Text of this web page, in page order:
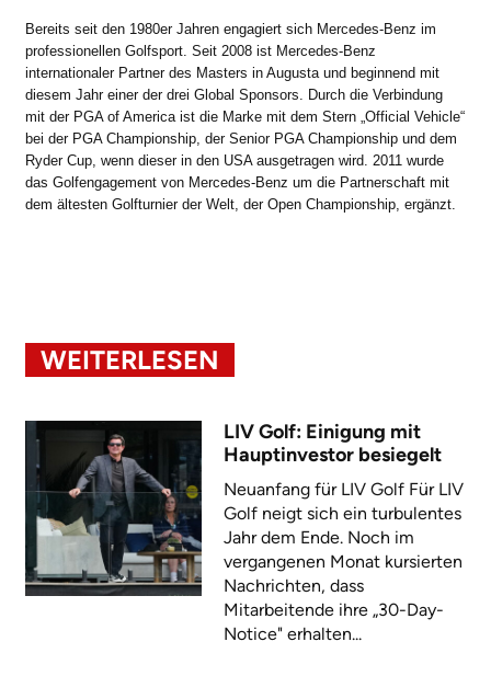
Bereits seit den 1980er Jahren engagiert sich Mercedes-Benz im
professionellen Golfsport. Seit 2008 ist Mercedes-Benz
internationaler Partner des Masters in Augusta und beginnend mit
diesem Jahr einer der drei Global Sponsors. Durch die Verbindung
mit der PGA of America ist die Marke mit dem Stern „Official Vehicle“
bei der PGA Championship, der Senior PGA Championship und dem
Ryder Cup, wenn dieser in den USA ausgetragen wird. 2011 wurde
das Golfengagement von Mercedes-Benz um die Partnerschaft mit
dem ältesten Golfturnier der Welt, der Open Championship, ergänzt.
WEITERLESEN
LIV Golf: Einigung mit
Hauptinvestor besiegelt
Neuanfang für LIV Golf Für LIV
Golf neigt sich ein turbulentes
Jahr dem Ende. Noch im
vergangenen Monat kursierten
Nachrichten, dass
Mitarbeitende ihre „30-Day-
Notice" erhalten...